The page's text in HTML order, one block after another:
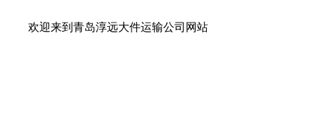
来到青岛淳远大件运输公司网站